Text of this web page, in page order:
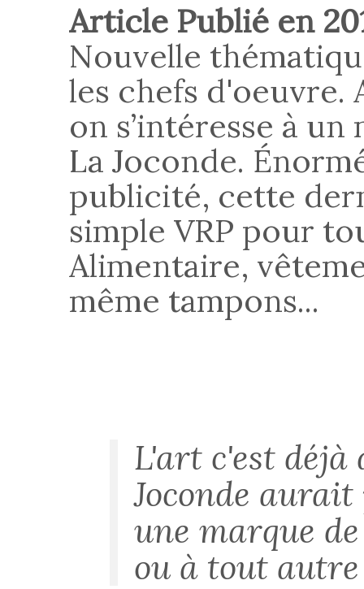
Article Publié en
Nouvelle
les chefs d'oeuvre.
on s’intéresse à
La Joconde.
publicité, cette
simple VRP pour
Alimentaire,
même tampons...
L'art c'est
Joconde
une marque
ou à tout